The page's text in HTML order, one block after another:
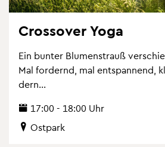
Cross­over Yoga
Ein bun­ter Blu­men­strauß
Mal for­dernd, mal ent­span­nend,
dern...
17:00 - 18:00 Uhr
Ost­park